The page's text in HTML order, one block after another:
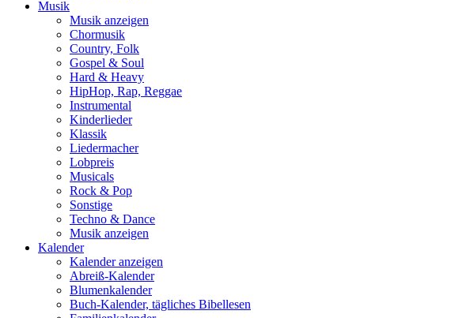
Musik
Musik anzeigen
Chormusik
Country, Folk
Gospel & Soul
Hard & Heavy
HipHop, Rap, Reggae
Instrumental
Kinderlieder
Klassik
Liedermacher
Lobpreis
Musicals
Rock & Pop
Sonstige
Techno & Dance
Musik anzeigen
Kalender
Kalender anzeigen
Abreiß-Kalender
Blumenkalender
Buch-Kalender, tägliches Bibellesen